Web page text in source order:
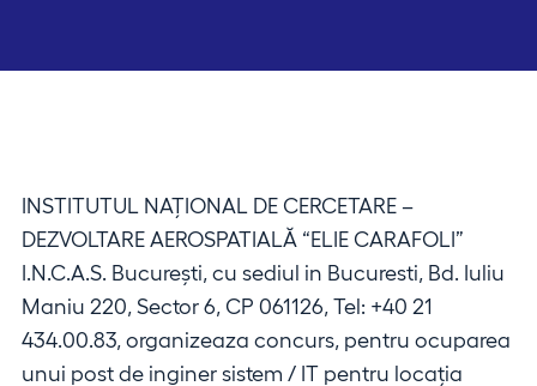
INSTITUTUL NAŢIONAL DE CERCETARE –
DEZVOLTARE AEROSPATIALĂ “ELIE CARAFOLI”
I.N.C.A.S. Bucureşti, cu sediul in Bucuresti, Bd. Iuliu
Maniu 220, Sector 6, CP 061126, Tel: +40 21
434.00.83, organizeaza concurs, pentru ocuparea
unui post de inginer sistem / IT pentru locația